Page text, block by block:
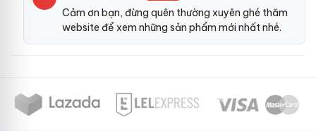
Cảm ơn bạn, đừng quên thường xuyên ghé thăm
website để xem những sản phẩm mới nhất nhé.